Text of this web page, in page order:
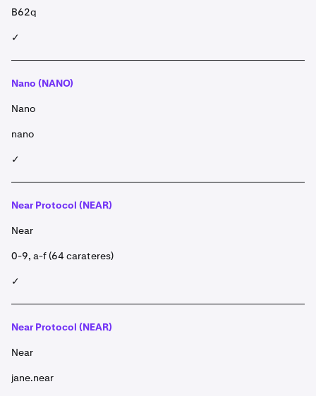
B62q
✓
Nano (NANO)
Nano
nano
✓
Near Protocol (NEAR)
Near
0-9, a-f (64 carateres)
✓
Near Protocol (NEAR)
Near
jane.near